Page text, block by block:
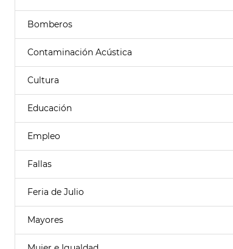
Bomberos
Contaminación Acústica
Cultura
Educación
Empleo
Fallas
Feria de Julio
Mayores